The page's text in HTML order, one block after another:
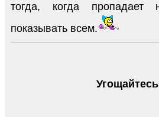
тогда, когда пропадает
показывать всем.